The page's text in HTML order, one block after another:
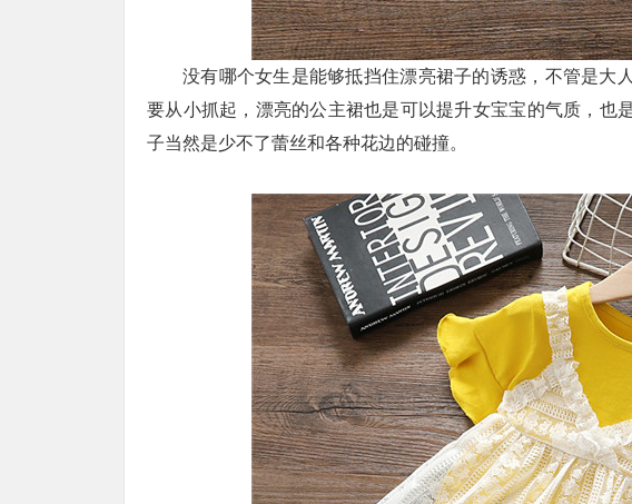
没有哪个女生是能够抵挡住漂亮裙子的诱惑，不管是大
要从小抓起，漂亮的公主裙也是可以提升女宝宝的气质，也
子当然是少不了蕾丝和各种花边的碰撞。